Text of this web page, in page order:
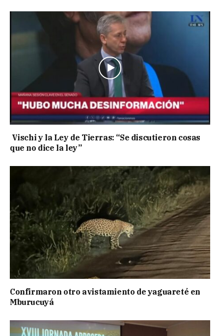
Vischi y la Ley de Tierras: “Se discutieron cosas
que no dice la ley”
Confirmaron otro avistamiento de yaguareté en
Mburucuyá